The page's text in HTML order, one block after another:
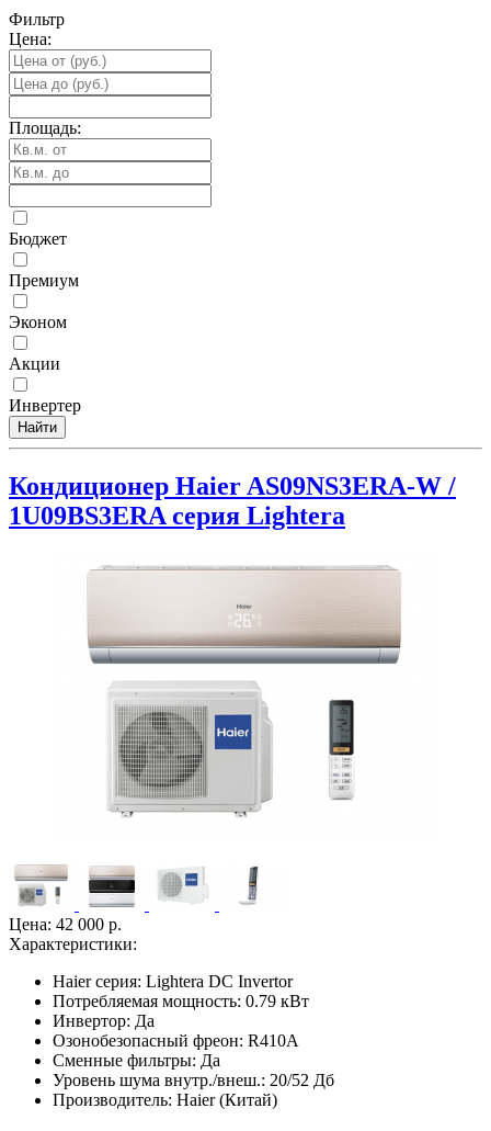
Фильтр
Цена:
Площадь:
Бюджет
Премиум
Эконом
Акции
Инвертер
Найти
Кондиционер Haier AS09NS3ERA-W /
1U09BS3ERA серия Lightera
Цена: 42 000 р.
Характеристики:
Haier серия: Lightera DC Invertor
Потребляемая мощность: 0.79 кВт
Инвертор: Да
Озонобезопасный фреон: R410A
Сменные фильтры: Да
Уровень шума внутр./внеш.: 20/52 Дб
Производитель: Haier (Китай)